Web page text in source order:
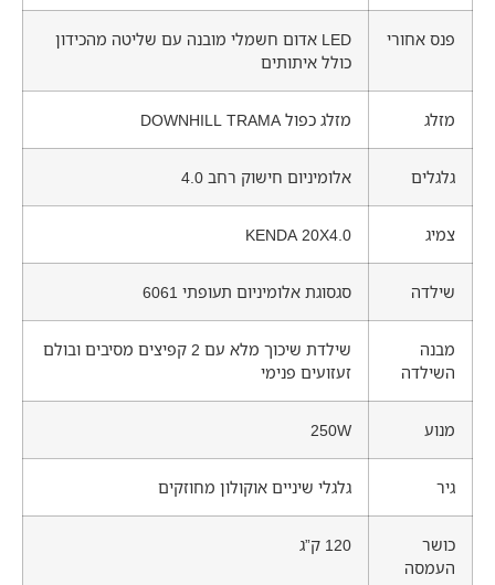
פנס אחורי
LED אדום חשמלי מובנה עם שליטה מהכידון
כולל איתותים
מזלג מזלג כפול DOWNHILL TRAMA
גלגלים אלומיניום חישוק רחב 4.0
צמיג KENDA 20X4.0
שילדה סגסוגת אלומיניום תעופתי 6061
מבנה
השילדה
שילדת שיכוך מלא עם 2 קפיצים מסיבים ובולם
זעזועים פנימי
מנוע 250W
גיר גלגלי שיניים אוקולון מחוזקים
כושר
העמסה
120 ק”ג